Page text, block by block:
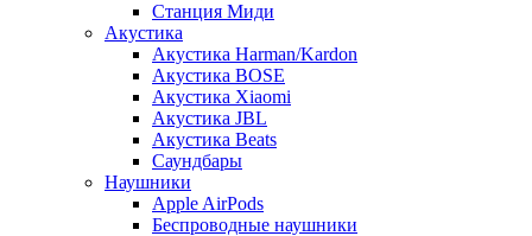
Станция Миди
Акустика
Акустика Harman/Kardon
Акустика BOSE
Акустика Xiaomi
Акустика JBL
Акустика Beats
Саундбары
Наушники
Apple AirPods
Беспроводные наушники